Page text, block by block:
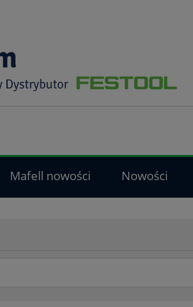
Mafell nowości Nowości